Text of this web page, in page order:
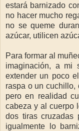
estará barnizado
no hacer mucho
no se queme
azúcar, utilicen
Para formar al
imaginación, a mi
extender un poco
raspa o un cuchillo,
pero en realidad
cabeza y al cuerpo
dos tiras cruzadas
igualmente lo